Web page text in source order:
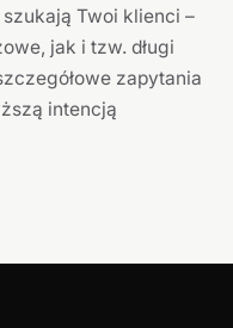
Twoi klienci –
jak i tzw. długi
zapytania
intencją